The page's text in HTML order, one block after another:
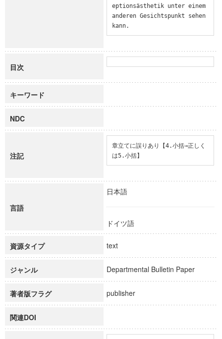
eptionsästhetik unter einem
anderen Gesichtspunkt sehen
kann.
目次
キーワード
NDC
注記
章立てに誤りあり【4.小括→正しく
は5.小括】
言語
日本語
ドイツ語
資源タイプ text
ジャンル Departmental Bulletin Paper
著者版フラグ publisher
関連DOI